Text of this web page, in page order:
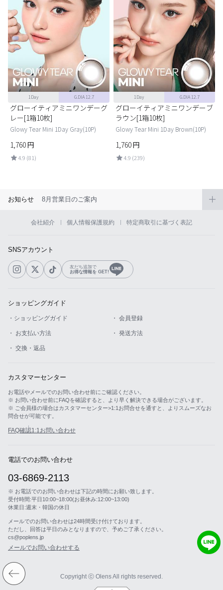
1Day G.DIA 12.7
グローイティアミニワンデーグ
レー[1箱10枚]
Glowy Tear Mini 1Day Gray(10P)
1,760円
4.9 (81)
1Day G.DIA 12.7
グローイティアミニワンデーブ
ラウン[1箱10枚]
Glowy Tear Mini 1Day Brown(10P)
1,760円
4.9 (239)
お知らせ 8月営業日のご案内
会社紹介 個人情報保護規約 特定商取引に基づく表記
SNSアカウント
友だち追加で
お得な情報を GET!
ショッピングガイド
・ショッピングガイド ・ 会員登録
・ お支払い方法 ・ 発送方法
・ 交換・返品
カスタマーセンター
お電話やメールでのお問い合わせ前にご確認ください。
※ お問い合わせ前にFAQを確認すると、より早く解決できる場合がございます。
※ ご会員様の場合はカスタマーセンター>1:1お問合せを通すと、よりスムーズなお
問合せが可能です。
FAQ確認1:1お問い合わせ
電話でのお問い合わせ
03-6869-2113
※ お電話でのお問い合わせは下記の時間にお願い致します。
受付時間:平日10:00~18:00(お昼休み:12:00~13:00)
休業日:週末・韓国の休日
メールでのお問い合わせは24時間受け付けております。
ただし、回答は平日のみとなりますので、予めご了承ください。
cs@poplens.jp
メールでお問い合わせする
Copyright ⓒ Olens All rights reserved.